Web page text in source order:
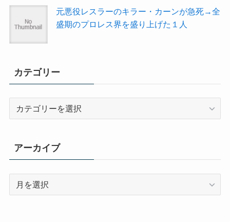
元悪役レスラーのキラー・カーンが急死→全
盛期のプロレス界を盛り上げた１人
カテゴリー
ー
アーカイブ